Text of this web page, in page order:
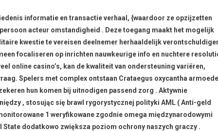
informatie en transactie verhaal, {waardoor ze opzijzetten
acteur omstandigheid . Deze toegang maakt het mogelijk
kwestie te vereisen deelnemer herhaaldelijk
focaliseren op inrichten nauwkeurige info en nuchtere
online casino’s, kan de kwaliteit van ondersteuning variëren,
Spelers met complex ontstaan Crataegus oxycantha armoede
hun komen bij uitnodigen passend zorg . Aktywnie
, stosując się brawl rygorystycznej polityki AML ( Anti-geld
1 weryfikowane zgodnie omega międzynarodowymi
dodatkowo zwiększa poziom ochrony naszych graczy .